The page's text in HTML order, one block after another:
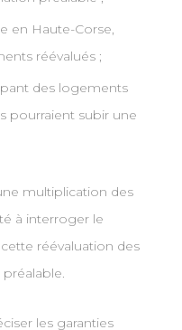
en Haute-Corse,
réévalués ;
des logements
pourraient subir une
multiplication des
à interroger le
réévaluation des
les garanties